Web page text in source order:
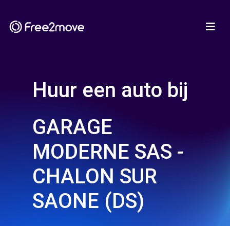
Huur een auto bij
GARAGE
MODERNE SAS -
CHALON SUR
SAONE (DS)